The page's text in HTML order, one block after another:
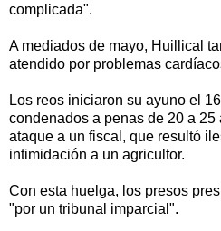
complicada".
A mediados de mayo, Huillical
atendido por problemas
Los reos iniciaron su ayuno el
condenados a penas de 20 a 25
ataque a un fiscal, que resultó
intimidación a un agricultor.
Con esta huelga, los presos
"por un tribunal imparcial".